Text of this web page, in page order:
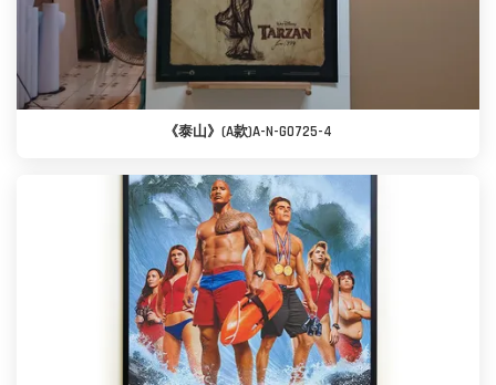
《泰山》(A款)A-N-G0725-4